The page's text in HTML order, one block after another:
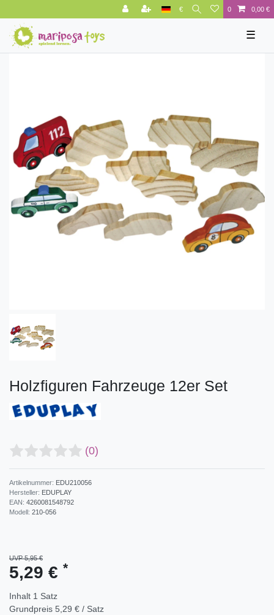
€ 0 0,00 €
☰
Holzfiguren Fahrzeuge 12er Set
(0)
Artikelnummer: EDU210056
Hersteller: EDUPLAY
EAN: 4260081548792
Modell: 210-056
UVP 5,95 €
5,29 € *
Inhalt 1 Satz
Grundpreis 5,29 € / Satz